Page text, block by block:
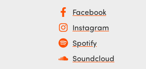
Facebook
Instagram
Spotify
Soundcloud